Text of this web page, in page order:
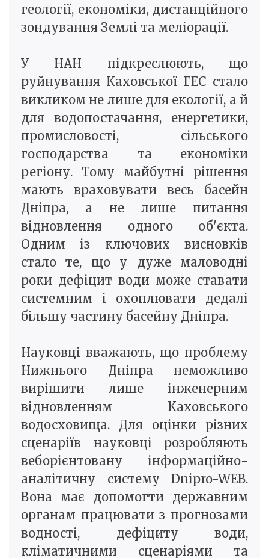
геології, економіки, дистанційного
зондування Землі та меліорації.
У НАН підкреслюють, що
руйнування Каховської ГЕС стало
викликом не лише для екології, а й
для водопостачання, енергетики,
промисловості, сільського
господарства та економіки
регіону. Тому майбутні рішення
мають враховувати весь басейн
Дніпра, а не лише питання
відновлення одного об'єкта.
Одним із ключових висновків
стало те, що у дуже маловодні
роки дефіцит води може ставати
системним і охоплювати дедалі
більшу частину басейну Дніпра.
Науковці вважають, що проблему
Нижнього Дніпра неможливо
вирішити лише інженерним
відновленням Каховського
водосховища. Для оцінки різних
сценаріїв науковці розробляють
веборієнтовану інформаційно-
аналітичну систему Dnipro-WEB.
Вона має допомогти державним
органам працювати з прогнозами
водності, дефіциту води,
кліматичними сценаріями та